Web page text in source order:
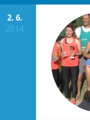
2. 6.
2014